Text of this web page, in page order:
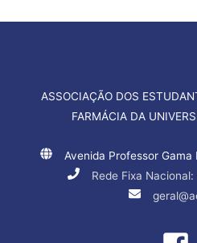
ASSOCIAÇÃO DOS
FARMÁCIA DA
Avenida Professor
Rede Fixa